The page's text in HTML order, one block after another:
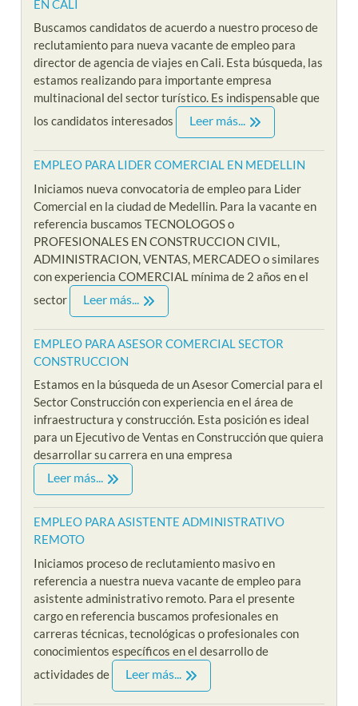
EN CALI
Buscamos candidatos de acuerdo a nuestro proceso de
reclutamiento para nueva vacante de empleo para
director de agencia de viajes en Cali. Esta búsqueda, las
estamos realizando para importante empresa
multinacional del sector turístico. Es indispensable que
los candidatos interesados
Leer más...
EMPLEO PARA LIDER COMERCIAL EN MEDELLIN
Iniciamos nueva convocatoria de empleo para Lider
Comercial en la ciudad de Medellin. Para la vacante en
referencia buscamos TECNOLOGOS o
PROFESIONALES EN CONSTRUCCION CIVIL,
ADMINISTRACION, VENTAS, MERCADEO o similares
con experiencia COMERCIAL mínima de 2 años en el
sector
Leer más...
EMPLEO PARA ASESOR COMERCIAL SECTOR
CONSTRUCCION
Estamos en la búsqueda de un Asesor Comercial para el
Sector Construcción con experiencia en el área de
infraestructura y construcción. Esta posición es ideal
para un Ejecutivo de Ventas en Construcción que quiera
desarrollar su carrera en una empresa
Leer más...
EMPLEO PARA ASISTENTE ADMINISTRATIVO
REMOTO
Iniciamos proceso de reclutamiento masivo en
referencia a nuestra nueva vacante de empleo para
asistente administrativo remoto. Para el presente
cargo en referencia buscamos profesionales en
carreras técnicas, tecnológicas o profesionales con
conocimientos específicos en el desarrollo de
actividades de
Leer más...